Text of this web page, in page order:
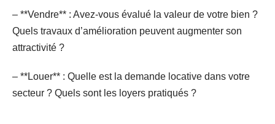
– **Vendre** : Avez-vous évalué la valeur de votre bien ?
Quels travaux d’amélioration peuvent augmenter son
attractivité ?
– **Louer** : Quelle est la demande locative dans votre
secteur ? Quels sont les loyers pratiqués ?